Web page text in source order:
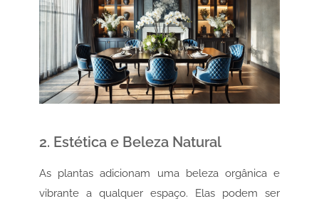
2. Estética e Beleza Natural
As plantas adicionam uma beleza orgânica e
vibrante a qualquer espaço. Elas podem ser